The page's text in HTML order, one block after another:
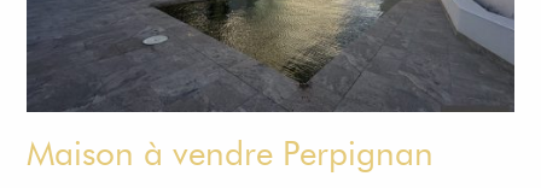
Maison à vendre Perpignan